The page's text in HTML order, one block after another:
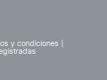
y condiciones